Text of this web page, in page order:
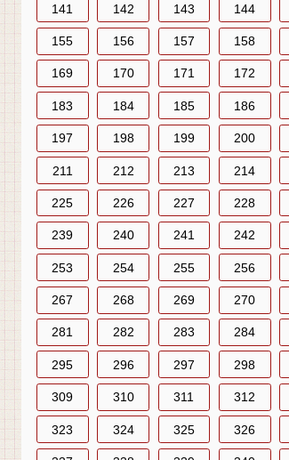
141 142 143 144
155 156 157 158
169 170 171 172
183 184 185 186
197 198 199 200
211 212 213 214
225 226 227 228
239 240 241 242
253 254 255 256
267 268 269 270
281 282 283 284
295 296 297 298
309 310 311 312
323 324 325 326